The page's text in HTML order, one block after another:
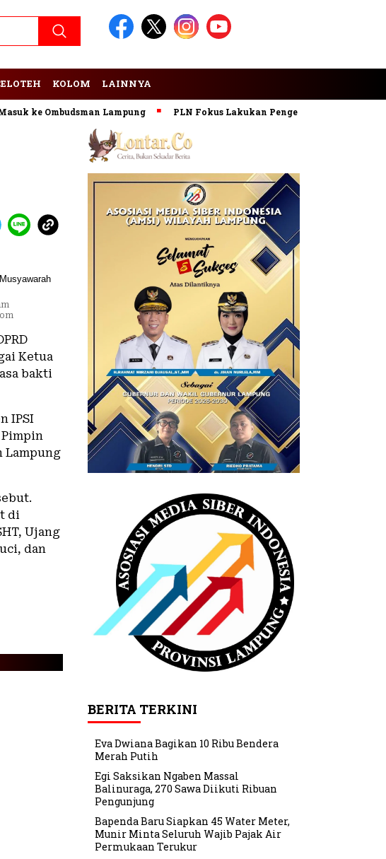
KOLOM LAINNYA
ke Ombudsman Lampung PLN Fokus Lakukan Pengembangan Pembangkit
Ketua
bakti
IPSI
Pimpin
Lampung
di
Ujang
dan
BERITA TERKINI
Eva Dwiana Bagikan 10 Ribu Bendera
Merah Putih
Egi Saksikan Ngaben Massal
Balinuraga, 270 Sawa Diikuti Ribuan
Pengunjung
Bapenda Baru Siapkan 45 Water Meter,
Munir Minta Seluruh Wajib Pajak Air
Permukaan Terukur